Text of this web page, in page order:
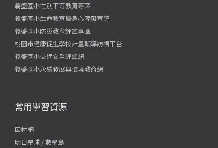
義盛國小性別平等教育專區
義盛國小生命教育暨身心障礙宣導
義盛國小防災教育評鑑專區
桃園市健康促進學校計畫輔導訪視平台
義盛國小交通安全評鑑網
義盛國小永續發展與環境教育網
常用學習資源
因材網
明日星球 / 數學島